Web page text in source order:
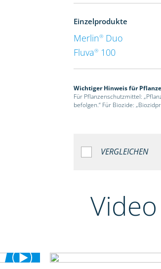
Einzelprodukte
Merlin® Duo
Fluva® 100
Wichtiger Hinweis für
Für Pflanzenschutzmittel:
befolgen.“ Für Biozide:
VERGLEICHEN
Video